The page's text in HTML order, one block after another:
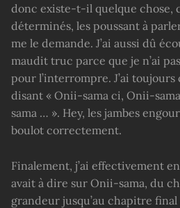
donc existe-t-il quelque chose,
déterminés, les poussant à
me le demande. J’ai aussi dû
maudit truc parce que je n’ai
pour l’interrompre. J’ai
disant « Onii-sama ci, Onii-
sama … ». Hey, les jambes
boulot correctement.
Finalement, j’ai effectivement
avait à dire sur Onii-sama, du
grandeur jusqu’au chapitre